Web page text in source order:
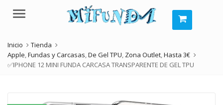
Menú
Inicio
Tienda
Apple,Fundas y Carcasas,De Gel TPU, Zona Outlet,Hasta 3€
✅IPHONE 12 MINI FUNDA CARCASA TRANSPARENTE DE GEL TPU